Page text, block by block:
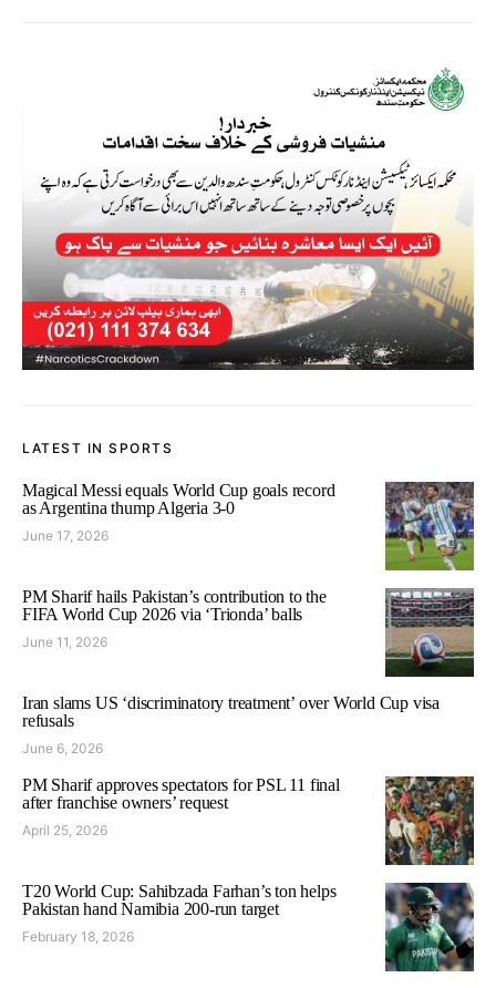
LATEST IN SPORTS
Magical Messi equals World Cup goals record
as Argentina thump Algeria 3-0
June 17, 2026
PM Sharif hails Pakistan’s contribution to the
FIFA World Cup 2026 via ‘Trionda’ balls
June 11, 2026
Iran slams US ‘discriminatory treatment’ over World Cup visa
refusals
June 6, 2026
PM Sharif approves spectators for PSL 11 final
after franchise owners’ request
April 25, 2026
T20 World Cup: Sahibzada Farhan’s ton helps
Pakistan hand Namibia 200-run target
February 18, 2026